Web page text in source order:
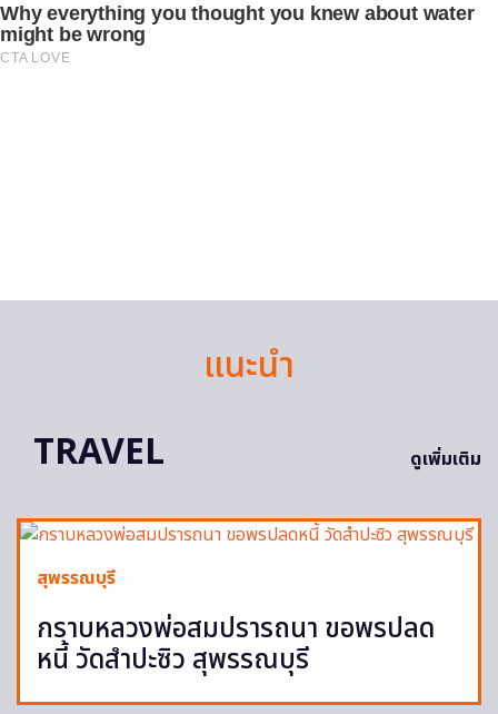
Why everything you thought you knew about water
might be wrong
CTA LOVE
แนะนำ
TRAVEL
ดูเพิ่มเติม
สุพรรณบุรี
กราบหลวงพ่อสมปรารถนา ขอพรปลด
หนี้ วัดสำปะซิว สุพรรณบุรี